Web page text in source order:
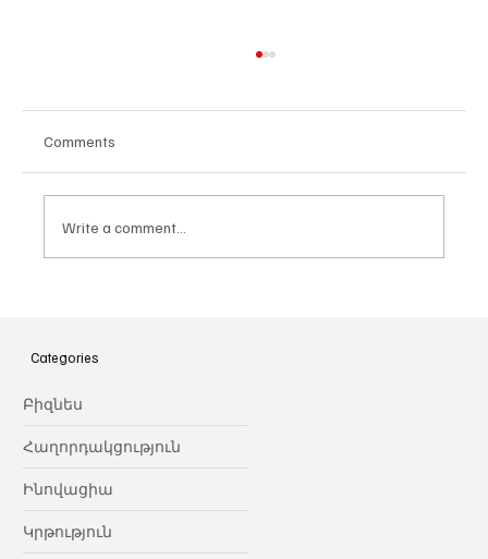
նվիրում որոշում
Comments
Write a comment...
Categories
Բիզնես
Հաղորդակցություն
Ինովացիա
Կրթություն